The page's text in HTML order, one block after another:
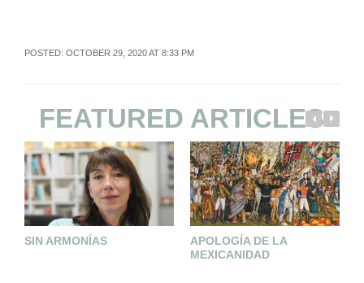
POSTED: OCTOBER 29, 2020 AT 8:33 PM
FEATURED ARTICLES
SIN ARMONÍAS
APOLOGÍA DE LA
MEXICANIDAD